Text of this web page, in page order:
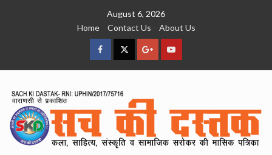
August 6, 2026
Home
Contact Us About Us
facebookTwitterGoogleYouTube